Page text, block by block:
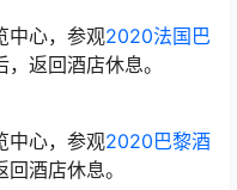
中心，参观2020法国巴
返回酒店休息。
中心，参观2020巴黎酒
酒店休息。